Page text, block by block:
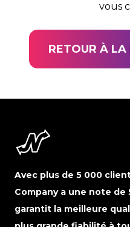
vous
RETOUR À LA
Avec plus de 5 000
Company a une note
garantit la meilleure